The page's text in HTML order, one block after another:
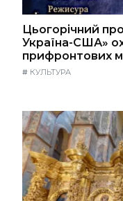
Цьогорічний
Україна-США»
прифронтових
# КУЛЬТУРА